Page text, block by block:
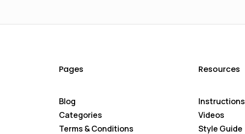
Pages
Blog
Categories
Terms & Conditions
Resources
Instructions
Videos
Style Guide